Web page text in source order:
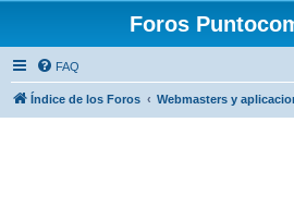
Foros
FAQ
Índice de los Foros Webmasters y